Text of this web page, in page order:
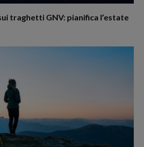
traghetti GNV: pianifica l’estate